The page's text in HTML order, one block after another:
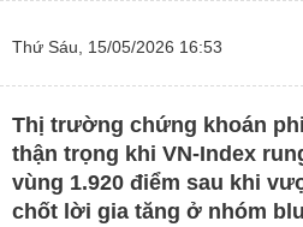
Thứ Sáu, 15/05/2026 16:53
Thị trường chứng khoán
thận trọng khi VN-Index
vùng 1.920 điểm sau khi
chốt lời gia tăng ở nhóm